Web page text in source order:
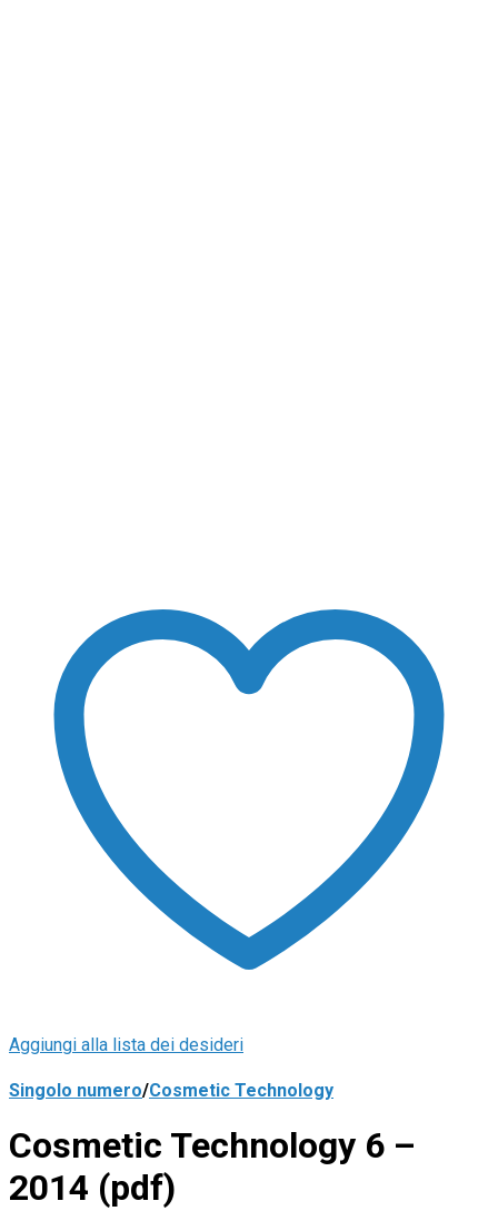
Aggiungi alla lista dei desideri
Singolo numero/Cosmetic Technology
Cosmetic Technology 6 –
2014 (pdf)